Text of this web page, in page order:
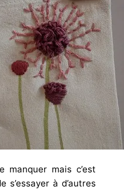
manquer mais c’est
à d’autres